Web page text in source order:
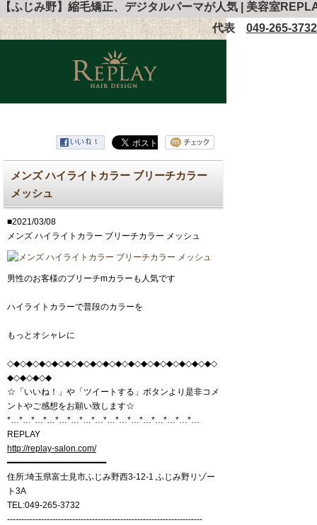
【ふじみ野】縮毛矯正、デジタルパーマが人気 | 美容室
代表 049-265-3732
メンズ ハイライトカラー ブリーチカラー
メッシュ
■2021/03/08
メンズ ハイライトカラー ブリーチカラー メッシュ
男性のお客様のブリーチmカラーも人気です
ハイライトカラーで普段のカラーを
もっとオシャレに
◇◆◇◆◇◆◇◆◇◆◇◆◇◆◇◆◇◆◇◆◇◆◇◆◇◆◇◆◇◆◇◆◇
◆◇◆◇◆◇◆
☆「いいね！」や「ツイートする」ボタンより是非コメ
ントやご感想をお願い致します☆
*…*…*…*…*…*…*…*…*…*…*…*…*…*…*…*…
REPLAY
http://replay-salon.com/
━━━━━━━━━━━━━━━━━━━━
住所:埼玉県富士見市ふじみ野西3-12-1 ふじみ野リゾー
ト3A
TEL:049-265-3732
---------------------------------------------------------------------